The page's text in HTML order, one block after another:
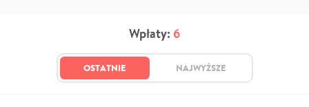
Wpłaty: 6
OSTATNIE NAJWYŻSZE